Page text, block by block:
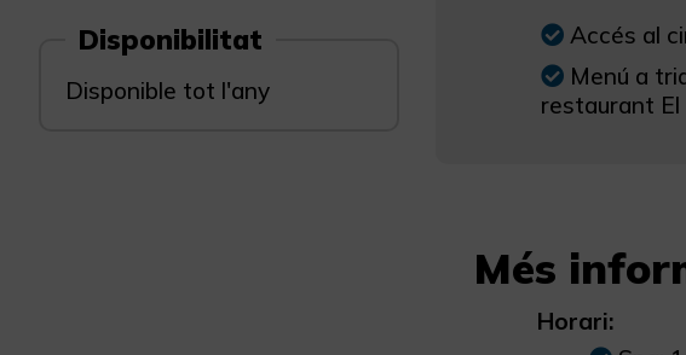
Disponibilitat
Disponible tot l'any
Accés al
Menú a
restaurant El
Més
Horari: